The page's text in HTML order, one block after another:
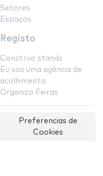
Setores
Espaços
Registo
Construo stands
Eu sou uma agência de
acolhimento
Organizo Feiras
Preferencias de
Cookies